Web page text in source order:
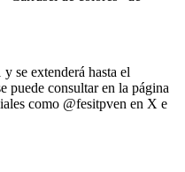
se extenderá hasta el
puede consultar en la página
como @fesitpven en X e